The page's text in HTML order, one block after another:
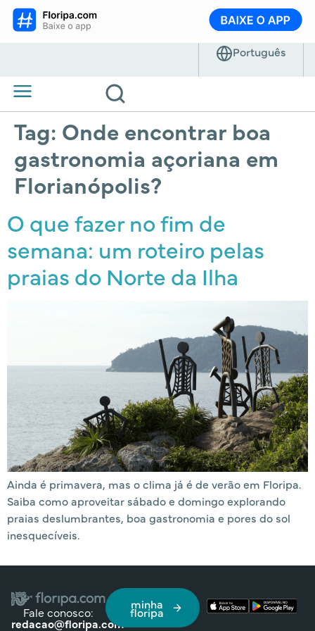
Tag: Onde encontrar boa
gastronomia açoriana em
Florianópolis?
O que fazer no fim de
semana: um roteiro pelas
praias do Norte da Ilha
Ainda é primavera, mas o clima já é de verão em Floripa.
Saiba como aproveitar sábado e domingo explorando
praias deslumbrantes, boa gastronomia e pores do sol
inesquecíveis.
Fale conosco:
redacao@floripa.com
minha
floripa